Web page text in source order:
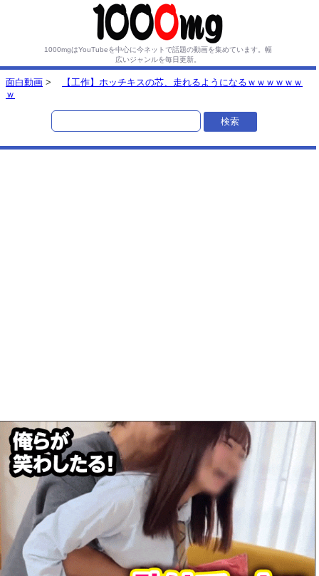
1000mgはYouTubeを中心に今ネットで話題の動画を集めています。 幅
広いジャンルを毎日更新。
面白動画 >
【工作】ホッチキスの芯、走れるようになるｗｗｗｗｗｗ
ｗ